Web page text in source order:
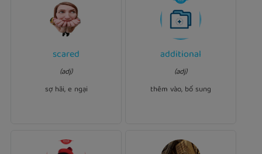
scared
(adj)
sợ hãi, e ngại
Ví dụ:
scared
of spiders.
additional
(adj)
thêm vào, bổ sung
Ví dụ:
Do you need
information?